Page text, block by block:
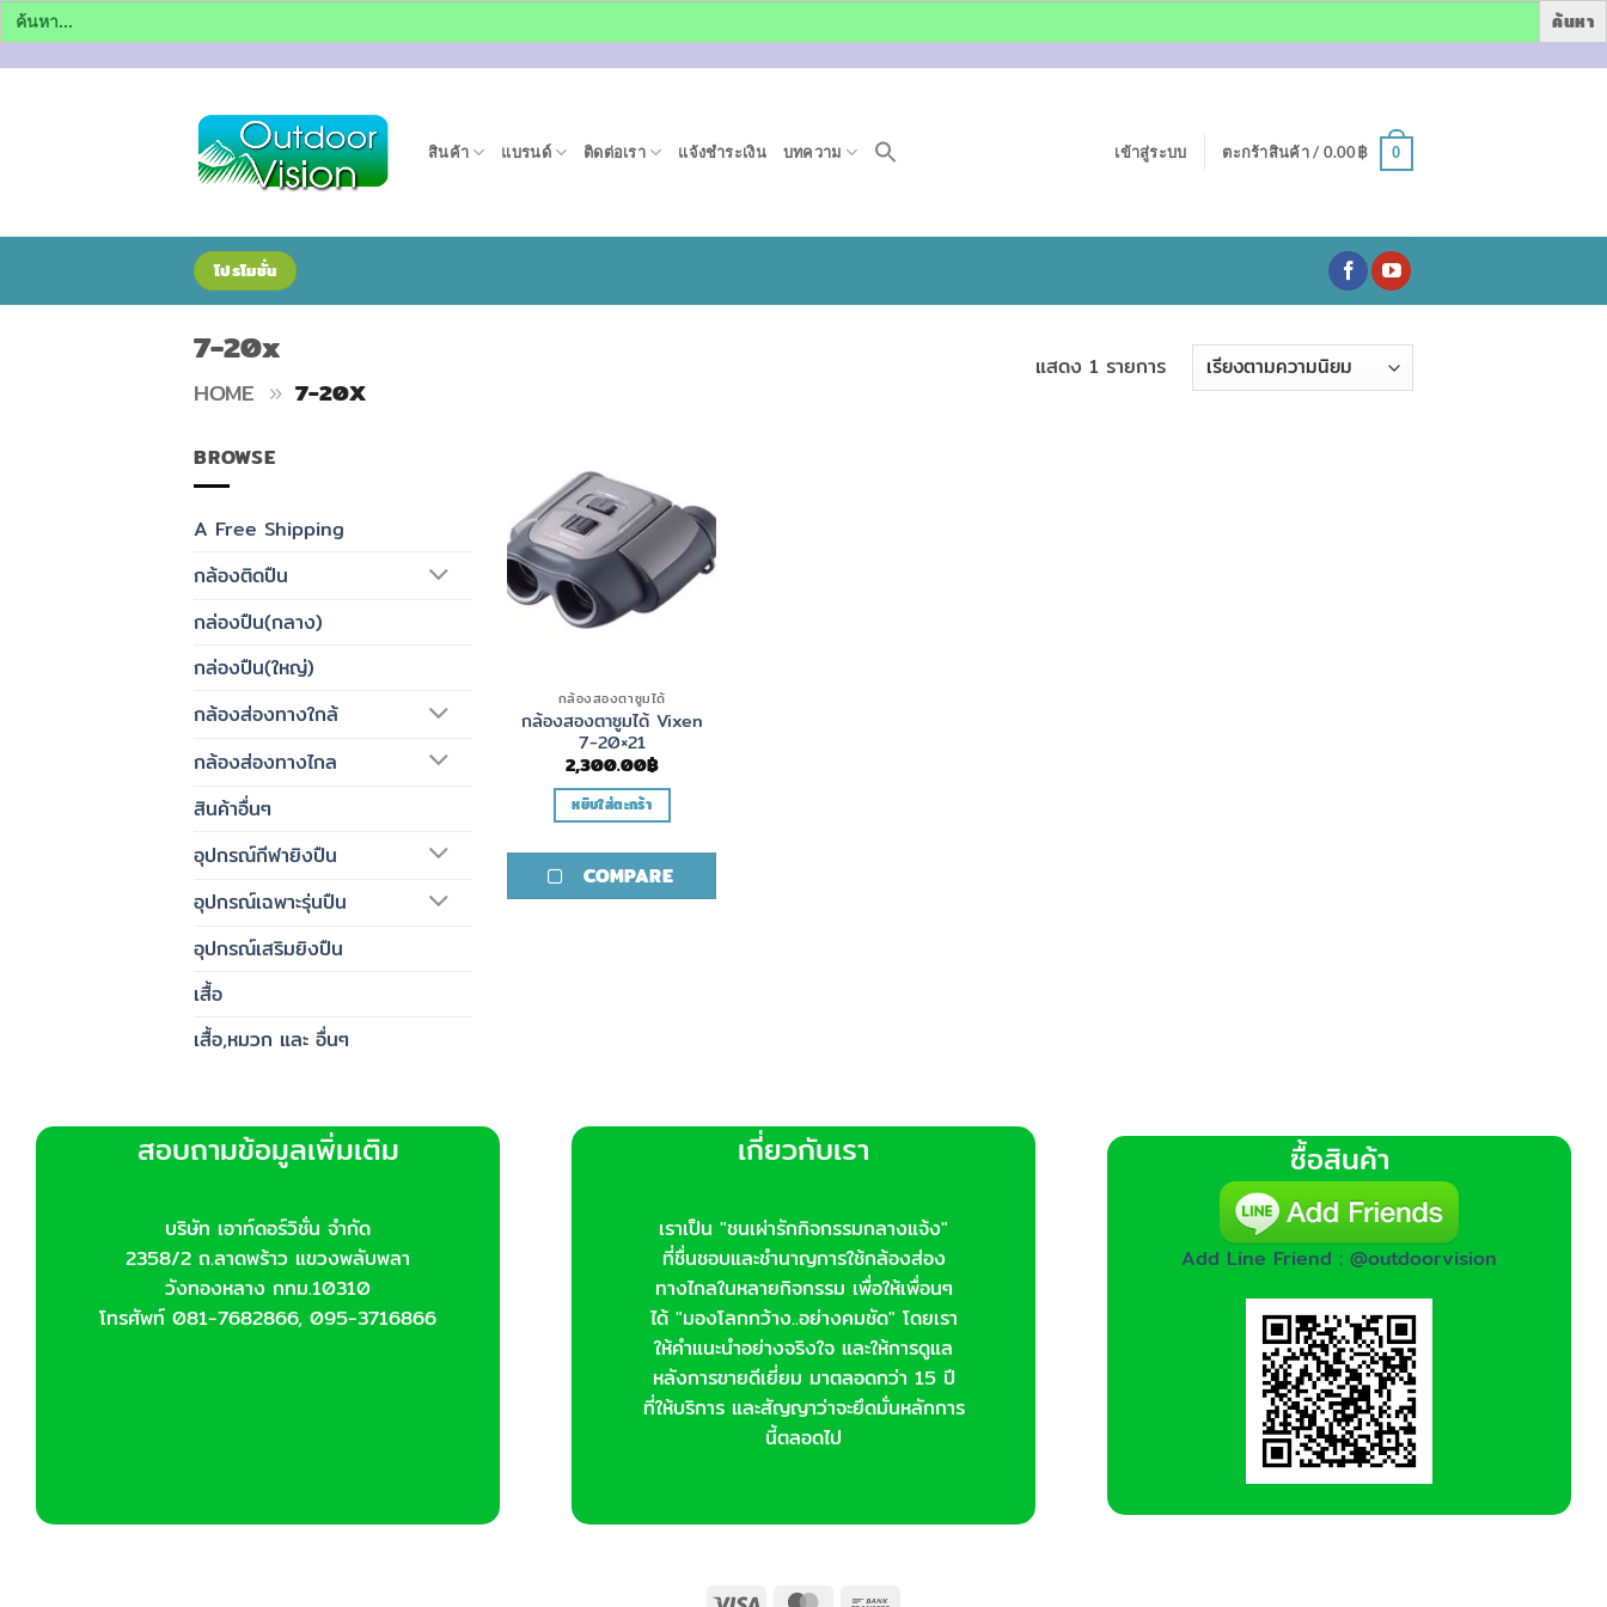
Search
for:
สินค้า แบรนด์ ติดต่อเรา แจ้งชำระเงิน บทความ เข้าสู่ระบบ ตะกร้าสินค้า / 0.00฿ 0
โปรโมชั่น
7-20x
HOME » 7-20X
แสดง 1 รายการ
BROWSE
A Free Shipping
กล้องติดปืน
กล่องปืน(กลาง)
กล่องปืน(ใหญ่)
กล้องส่องทางใกล้
กล้องส่องทางไกล
สินค้าอื่นๆ
อุปกรณ์กีฬายิงปืน
อุปกรณ์เฉพาะรุ่นปืน
อุปกรณ์เสริมยิงปืน
เสื้อ
เสื้อ,หมวก และ อื่นๆ
กล้องสองตาซูมได้
กล้องสองตาซูมได้ Vixen
7-20×21
2,300.00฿
หยิบใส่ตะกร้า
COMPARE
สอบถามข้อมูลเพิ่มเติม
บริษัท เอาท์ดอร์วิชั่น จำกัด
2358/2 ถ.ลาดพร้าว แขวงพลับพลา
วังทองหลาง กทม.10310
โทรศัพท์ 081-7682866, 095-3716866
เกี่ยวกับเรา
เราเป็น "ชนเผ่ารักกิจกรรมกลางแจ้ง"
ที่ชื่นชอบและชำนาญการใช้กล้องส่อง
ทางไกลในหลายกิจกรรม เพื่อให้เพื่อนๆ
ได้ "มองโลกกว้าง..อย่างคมชัด" โดยเรา
ให้คำแนะนำอย่างจริงใจ และให้การดูแล
หลังการขายดีเยี่ยม มาตลอดกว่า 15 ปี
ที่ให้บริการ และสัญญาว่าจะยึดมั่นหลักการ
นี้ตลอดไป
ซื้อสินค้า
Add Line Friend : @outdoorvision
Visa MasterCard